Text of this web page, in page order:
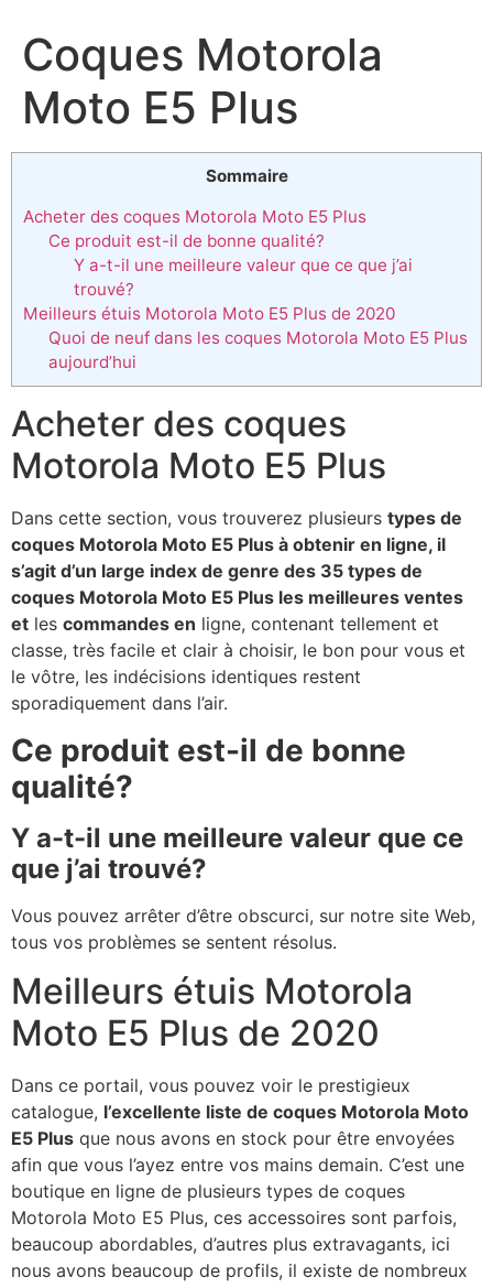
Coques Motorola
Moto E5 Plus
Sommaire
Acheter des coques Motorola Moto E5 Plus
Ce produit est-il de bonne qualité?
Y a-t-il une meilleure valeur que ce que j’ai
trouvé?
Meilleurs étuis Motorola Moto E5 Plus de 2020
Quoi de neuf dans les coques Motorola Moto E5 Plus
aujourd’hui
Acheter des coques
Motorola Moto E5 Plus
Dans cette section, vous trouverez plusieurs types de
coques Motorola Moto E5 Plus à obtenir en ligne, il
s’agit d’un large index de genre des 35 types de
coques Motorola Moto E5 Plus les meilleures ventes
et les commandes en ligne, contenant tellement et
classe, très facile et clair à choisir, le bon pour vous et
le vôtre, les indécisions identiques restent
sporadiquement dans l’air.
Ce produit est-il de bonne
qualité?
Y a-t-il une meilleure valeur que ce
que j’ai trouvé?
Vous pouvez arrêter d’être obscurci, sur notre site Web,
tous vos problèmes se sentent résolus.
Meilleurs étuis Motorola
Moto E5 Plus de 2020
Dans ce portail, vous pouvez voir le prestigieux
catalogue, l’excellente liste de coques Motorola Moto
E5 Plus que nous avons en stock pour être envoyées
afin que vous l’ayez entre vos mains demain. C’est une
boutique en ligne de plusieurs types de coques
Motorola Moto E5 Plus, ces accessoires sont parfois,
beaucoup abordables, d’autres plus extravagants, ici
nous avons beaucoup de profils, il existe de nombreux